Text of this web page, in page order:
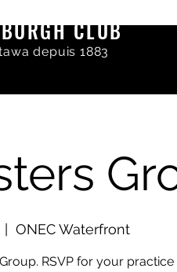
CLUB
depuis 1883
ONEC Waterfront
RSVP for your